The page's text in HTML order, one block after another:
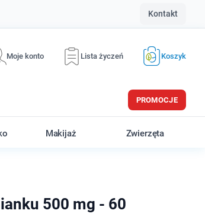
Kontakt
Moje konto Lista życzeń Koszyk
PROMOCJE
Makijaż Zwierzęta
500 mg - 60